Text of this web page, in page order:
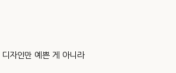
디자인만 예쁜 게 아니라